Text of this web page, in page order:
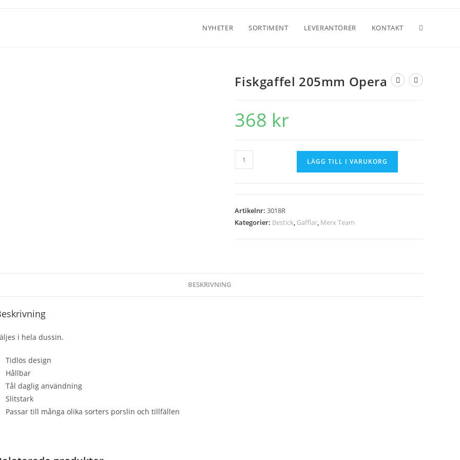
NYHETER SORTIMENT LEVERANTÖRER KONTAKT
Fiskgaffel 205mm Opera
368 kr
LÄGG TILL I VARUKORG
Artikelnr:3018R
Kategorier: Bestick, Gafflar, Merx Team
BESKRIVNING
i hela dussin.
Tidlös design
Hållbar
Tål daglig användning
Slitstark
Passar till många olika sorters porslin och tillfällen